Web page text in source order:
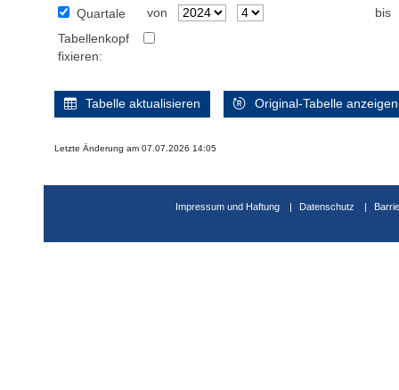
Quartale
von
bis
Tabellenkopf
fixieren:
Tabelle aktualisieren Original-Tabelle anzeigen
Letzte Änderung am 07.07.2026 14:05
Impressum und Haftung Datenschutz